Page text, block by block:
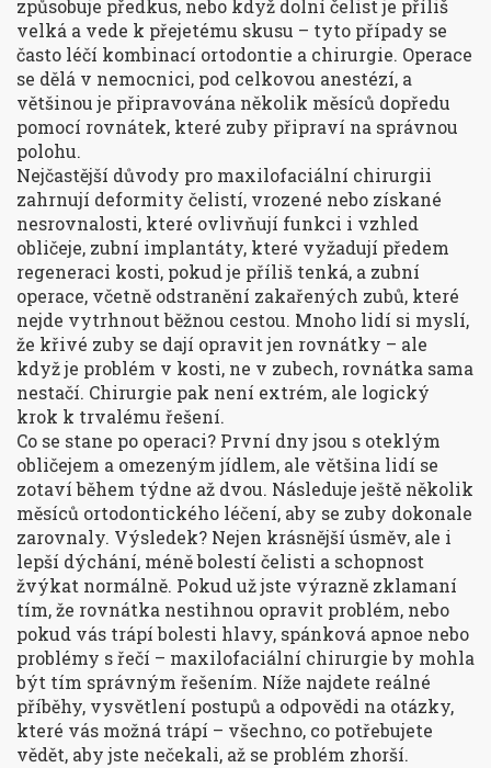
způsobuje předkus, nebo když dolní čelist je příliš
velká a vede k přejetému skusu – tyto případy se
často léčí kombinací ortodontie a chirurgie. Operace
se dělá v nemocnici, pod celkovou anestézí, a
většinou je připravována několik měsíců dopředu
pomocí rovnátek, které zuby připraví na správnou
polohu.
Nejčastější důvody pro maxilofaciální chirurgii
zahrnují deformity čelistí, vrozené nebo získané
nesrovnalosti, které ovlivňují funkci i vzhled
obličeje, zubní implantáty, které vyžadují předem
regeneraci kosti, pokud je příliš tenká, a zubní
operace, včetně odstranění zakařených zubů, které
nejde vytrhnout běžnou cestou. Mnoho lidí si myslí,
že křivé zuby se dají opravit jen rovnátky – ale
když je problém v kosti, ne v zubech, rovnátka sama
nestačí. Chirurgie pak není extrém, ale logický
krok k trvalému řešení.
Co se stane po operaci? První dny jsou s oteklým
obličejem a omezeným jídlem, ale většina lidí se
zotaví během týdne až dvou. Následuje ještě několik
měsíců ortodontického léčení, aby se zuby dokonale
zarovnaly. Výsledek? Nejen krásnější úsměv, ale i
lepší dýchání, méně bolestí čelisti a schopnost
žvýkat normálně. Pokud už jste výrazně zklamaní
tím, že rovnátka nestihnou opravit problém, nebo
pokud vás trápí bolesti hlavy, spánková apnoe nebo
problémy s řečí – maxilofaciální chirurgie by mohla
být tím správným řešením. Níže najdete reálné
příběhy, vysvětlení postupů a odpovědi na otázky,
které vás možná trápí – všechno, co potřebujete
vědět, aby jste nečekali, až se problém zhorší.